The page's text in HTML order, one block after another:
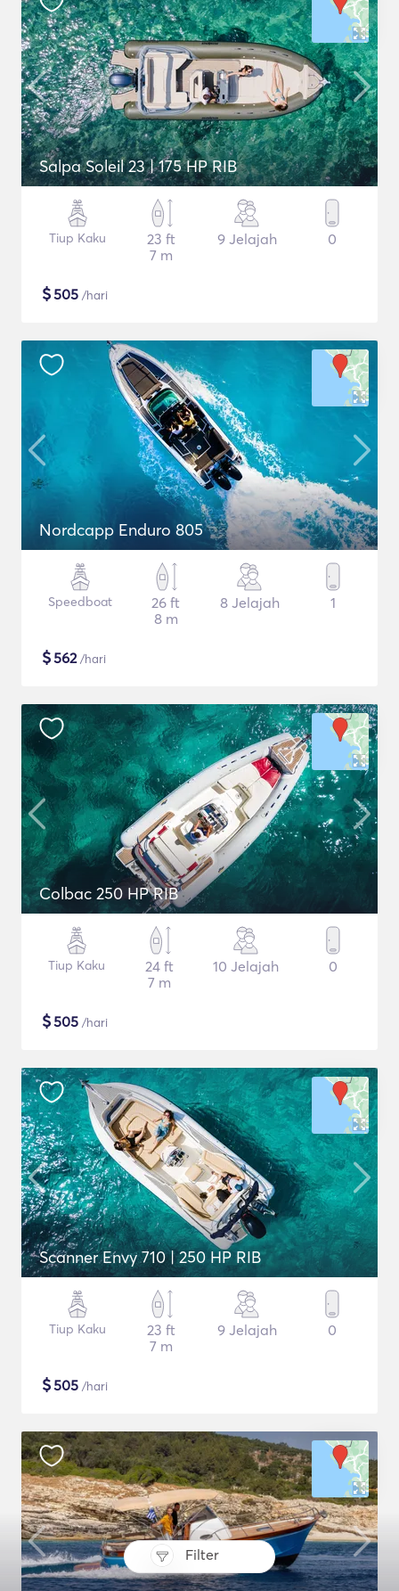
Filter
Salpa Soleil 23 | 175 HP RIB
Tiup Kaku
23 ft
7 m
9 Jelajah 0
$505 /hari
Nordcapp Enduro 805
Speedboat
26 ft
8 m
8 Jelajah 1
$562/hari
Colbac 250 HP RIB
Tiup Kaku
24 ft
7 m
10 Jelajah 0
$505 /hari
Scanner Envy 710 | 250 HP RIB
Tiup Kaku
23 ft
7 m
9 Jelajah 0
$505 /hari